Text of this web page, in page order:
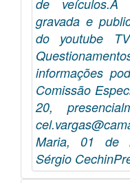
de veículos.A
gravada e
do youtube
informações
Comissão
20,
Maria, 01 de
Sérgio